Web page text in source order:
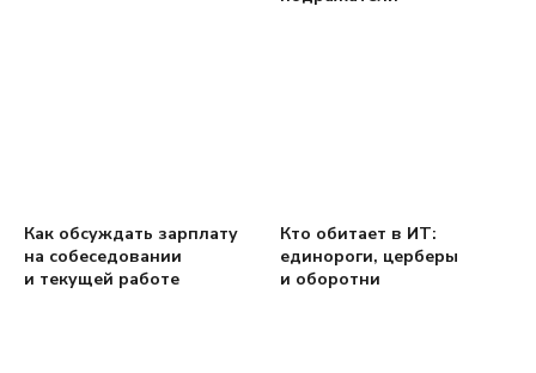
Как обсуждать зарплату
на собеседовании
и текущей работе
Кто обитает в ИТ:
единороги, церберы
и оборотни